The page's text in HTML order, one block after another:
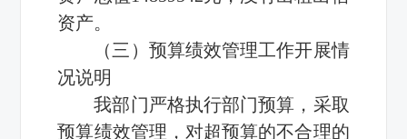
资产。
（三）预算绩效管理工作开展情
况说明
我部门严格执行部门预算，采取
预算绩效管理，对超预算的不合理的